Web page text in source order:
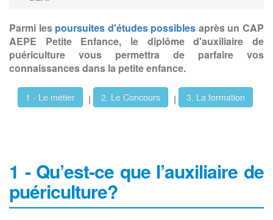
Parmi les poursuites d'études possibles après un CAP
AEPE Petite Enfance, le diplôme d'auxiliaire de
puériculture vous permettra de parfaire vos
connaissances dans la petite enfance.
1 - Le métier | 2. Le Concours | 3. La formation
1 - Qu’est-ce que l’auxiliaire de
puériculture?